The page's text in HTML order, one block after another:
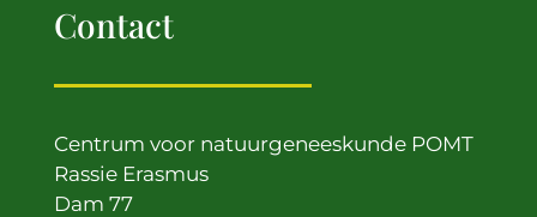
Contact
Centrum voor natuurgeneeskunde POMT
Rassie Erasmus
Dam 77